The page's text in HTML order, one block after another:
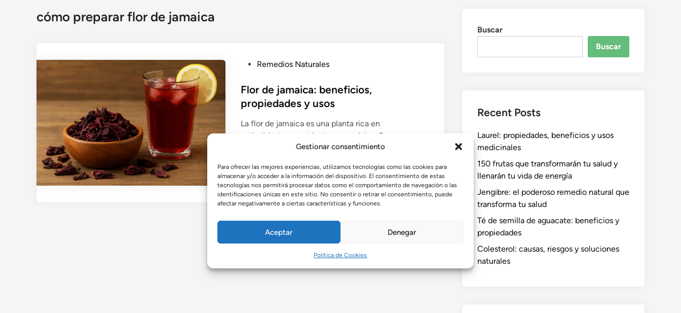
Gestionar consentimiento
Para ofrecer las mejores experiencias, utilizamos tecnologías como las cookies para
almacenar y/o acceder a la información del dispositivo. El consentimiento de estas
tecnologías nos permitirá procesar datos como el comportamiento de navegación o las
identificaciones únicas en este sitio. No consentir o retirar el consentimiento, puede
afectar negativamente a ciertas características y funciones.
Aceptar Denegar
Política de Cookies
cómo preparar flor de jamaica
b
l
i
c
e
n
Remedios Naturales
Flor de jamaica: beneficios,
propiedades y usos
La flor de jamaica es una planta rica en
antioxidantes y nutrientes esenciales. Conoce sus
beneficios para la salud, propiedades, formas de
por Admin • agosto 14, 2025
Buscar
Buscar
Recent Posts
Laurel: propiedades, beneficios y usos
medicinales
150 frutas que transformarán tu salud y
llenarán tu vida de energía
Jengibre: el poderoso remedio natural que
transforma tu salud
Té de semilla de aguacate: beneficios y
propiedades
Colesterol: causas, riesgos y soluciones
naturales